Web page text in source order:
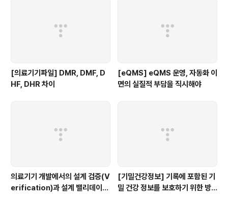
[의료기기파일] DMR, DMF, D
HF, DHR 차이
[eQMS] eQMS 운영, 자동화 이
면의 실질적 부담을 직시해야
의료기기 개발에서의 설계 검증(V
erification)과 설계 밸리데이션
[기밀건강정보] 기록에 포함된 기
밀 건강 정보를 보호하기 위한 방